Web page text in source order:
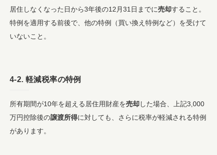
居住しなくなった日から3年後の12月31日までに売却すること。
特例を適用する前後で、他の特例（買い換え特例など）を受けて
いないこと。
4-2. 軽減税率の特例
所有期間が10年を超える居住用財産を売却 した場合、上記3,000
万円控除後の譲渡所得に対しても、さらに税率が軽減される特例
があります。